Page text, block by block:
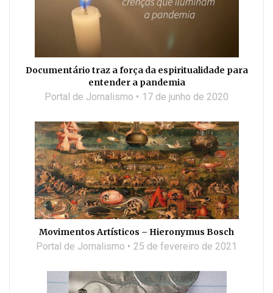
Documentário traz a força da espiritualidade para
entender a pandemia
Portal de Jornalismo 17 de junho de 2020
Movimentos Artísticos – Hieronymus Bosch
Portal de Jornalismo 25 de fevereiro de 2021